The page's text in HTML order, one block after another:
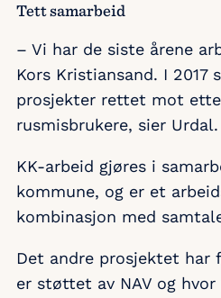
Tett samarbeid
– Vi har de siste årene
Kors Kristiansand. I
prosjekter rettet mot
rusmisbrukere, sier Urdal.
KK-arbeid gjøres i
kommune, og er et
kombinasjon med
Det andre prosjektet har
er støttet av NAV og